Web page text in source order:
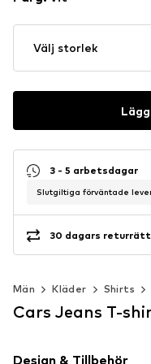
Välj storlek
3 - 5 arbetsdagar
Slutgiltiga förväntade
30 dagars returrätt
Män Kläder Shirts
Cars Jeans T-
Design & Tillbehör